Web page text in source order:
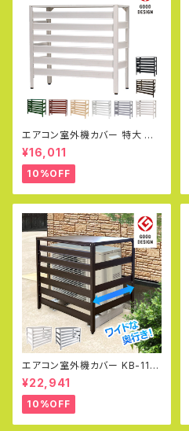
エアコン室外機カバー 特大 ジ
ャンボサイズ 1080×390×945
mm グッドデザイン賞受賞 アル
ミ製 木目調 エアコンカバー ベ
ランダ 雨 雪 日よけ KB-108
¥16,011
10%OFF
エアコン室外機カバー KB-114
グッドデザイン賞受賞 アルミ 木
目調 室外機 日よけ 直射日光 D
IY エコキュート アルマックス 土
日出荷OK
¥22,941
10%OFF